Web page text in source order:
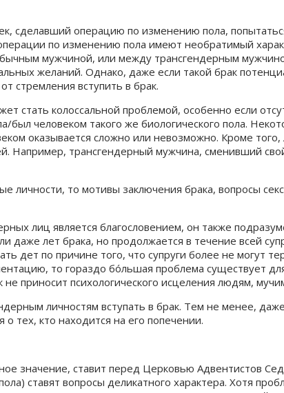
сделавший операцию по изменению пола,
по изменению пола имеют необратимый
мужчиной, или между трансгендерным
желаний. Однако, даже если такой брак
стремления вступить в брак.
стать колоссальной проблемой, особенно если
был человеком такого же биологического пола.
оказывается сложно или невозможно. Кроме
Например, трансгендерный мужчина, сменивший
личности, то мотивы заключения брака, вопросы
лиц является благословением, он также
даже лет брака, но продолжается в течение всей
дет по причине того, что супруги более не могут
то гораздо бóльшая проблема существует
приносит психологического исцеления людям,
личностям вступать в брак. Тем не менее,
тех, кто находится на его попечении.
значение, ставит перед Церковью Адвентистов
ставят вопросы деликатного характера. Хотя